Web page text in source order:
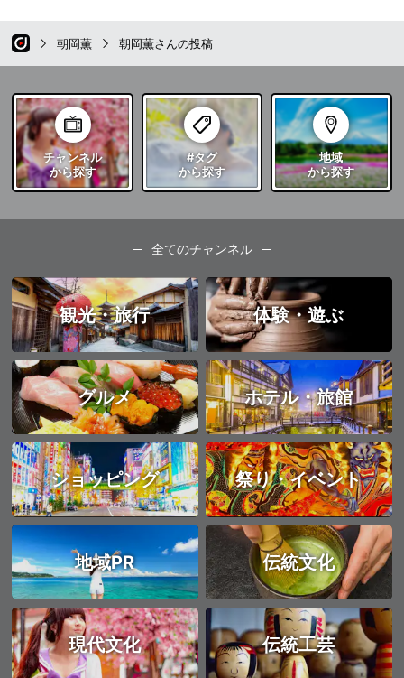
朝岡薫 朝岡薫さんの投稿
チャンネル
から探す
#タグ
から探す
地域
から探す
全てのチャンネル
観光・旅行 体験・遊ぶ
グルメ ホテル・旅館
ショッピング 祭り・イベント
地域PR 伝統文化
現代文化 伝統工芸